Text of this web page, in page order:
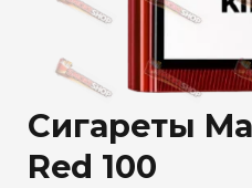
Сигареты
Red 100